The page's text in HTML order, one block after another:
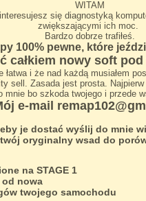
WITAM
się diagnostyką
zwiększającymi ich moc.
Bardzo dobrze trafiłeś.
100% pewne, które
całkiem nowy soft
i że nad każdą musiałem
sell. Zasada jest prosta.
mnie bo szkoda twojego i przede
e-mail
je dostać wyślij do mnie
twój oryginalny wsad do
na STAGE 1
od nowa
twojego samochodu